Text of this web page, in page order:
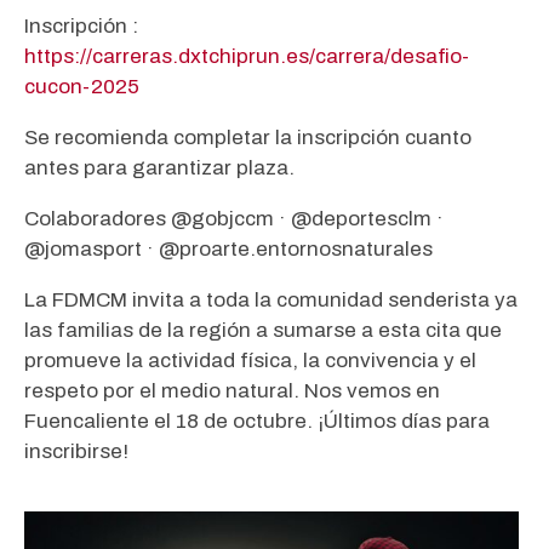
Inscripción :
https://carreras.dxtchiprun.es/carrera/desafio-
cucon-2025
Se recomienda completar la inscripción cuanto
antes para garantizar plaza.
Colaboradores @gobjccm · @deportesclm ·
@jomasport · @proarte.entornosnaturales
La FDMCM invita a toda la comunidad senderista ya
las familias de la región a sumarse a esta cita que
promueve la actividad física, la convivencia y el
respeto por el medio natural. Nos vemos en
Fuencaliente el 18 de octubre. ¡Últimos días para
inscribirse!